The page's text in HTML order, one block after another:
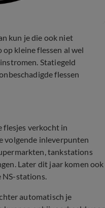
kun je die ook niet
kleine flessen al wel
Statiegeld
flessen
flesjes verkocht in
volgende inleverpunten
tankstations
Later dit jaar komen ook
NS-stations.
automatisch je